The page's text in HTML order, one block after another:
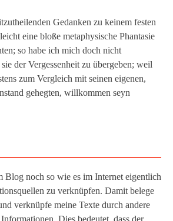
Gedanken zu keinem festen
eine bloße metaphysische Phantasie
so habe ich mich doch nicht
der Vergessenheit zu übergeben; weil
zum Vergleich mit seinen eigenen,
gehegten, willkommen seyn
Blog noch so wie es im Internet eigentlich
zu verknüpfen. Damit belege
verknüpfe meine Texte durch andere
Dies bedeutet, dass der